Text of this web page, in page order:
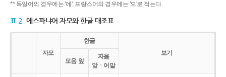
** 독일어의 경우에는 '에', 프랑스어의 경우에는 '으'로 적는다.
표 2 에스파냐어 자모와 한글 대조표
자모
한글
보기
모음 앞
자음
앞ㆍ어말